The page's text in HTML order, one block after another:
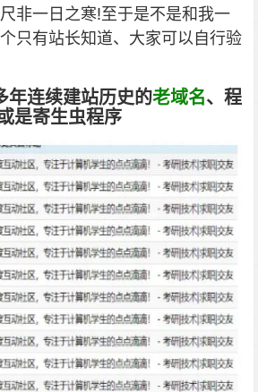
非一日之寒!至于是不是和我一
只有站长知道、大家可以自行验
年连续建站历史的老域名、程
是寄生虫程序